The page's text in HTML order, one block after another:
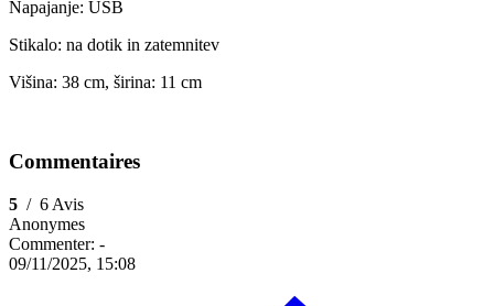
Napajanje: USB
Stikalo: na dotik in zatemnitev
Višina: 38 cm, širina: 11 cm
Commentaires
5 / 6 Avis
Anonymes
Commenter: -
09/11/2025, 15:08